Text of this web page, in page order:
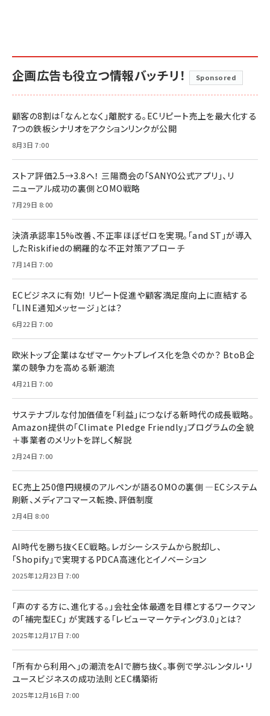
企画広告も役立つ情報バッチリ！ Sponsored
顧客の8割は「なんとなく」離脱する。ECリピート売上を最大化する
7つの鉄板シナリオをアクションリンクが公開
8月3日 7:00
ストア評価2.5→3.8へ！ 三陽商会の「SANYO公式アプリ」、リ
ニューアル成功の裏側とOMO戦略
7月29日 8:00
決済承認率15%改善、不正率ほぼゼロを実現。「and ST」が導入
したRiskifiedの網羅的な不正対策アプローチ
7月14日 7:00
ECビジネスに有効！ リピート促進や顧客満足度向上に直結する
「LINE通知メッセージ」とは？
6月22日 7:00
欧米トップ企業はなぜマーケットプレイス化を急ぐのか？ BtoB企
業の競争力を高める新潮流
4月21日 7:00
サステナブルな付加価値を「利益」につなげる新時代の成長戦略。
Amazon提供の「Climate Pledge Friendly」プログラムの全貌
＋事業者のメリットを詳しく解説
2月24日 7:00
EC売上250億円規模のアルペンが語るOMOの裏側 ―ECシステム
刷新、メディアコマース転換、評価制度
2月4日 8:00
AI時代を勝ち抜くEC戦略。レガシーシステムから脱却し、
「Shopify」で実現するPDCA高速化とイノベーション
2025年12月23日 7:00
「声のする方に、進化する。」会社全体最適を目標とするワークマン
の「補完型EC」 が実践する「レビューマーケティング3.0」とは？
2025年12月17日 7:00
「所有から利用へ」の潮流をAIで勝ち抜く。事例で学ぶレンタル・リ
ユースビジネスの成功法則とEC構築術
2025年12月16日 7:00